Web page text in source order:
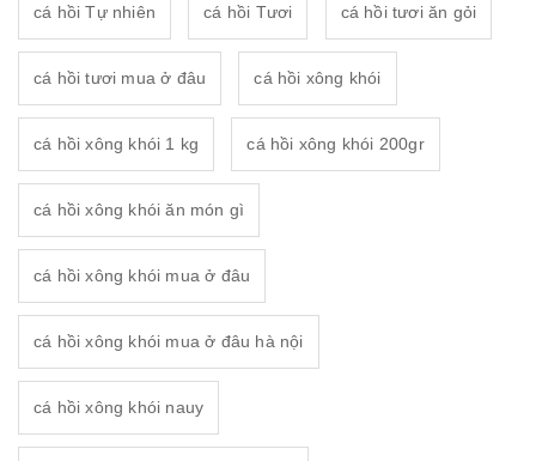
cá hồi Tự nhiên cá hồi Tươi cá hồi tươi ăn gỏi
cá hồi tươi mua ở đâu cá hồi xông khói
cá hồi xông khói 1 kg cá hồi xông khói 200gr
cá hồi xông khói ăn món gì
cá hồi xông khói mua ở đâu
cá hồi xông khói mua ở đâu hà nội
cá hồi xông khói nauy